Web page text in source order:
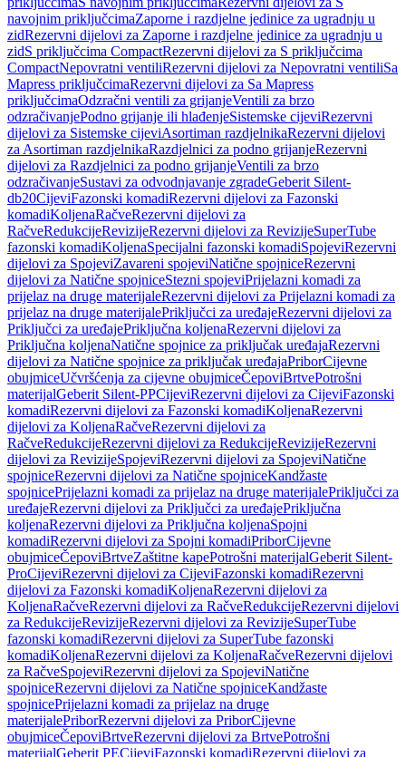
navojnim priključcimaZaporne i razdjelne jedinice za ugradnju u
zidRezervni dijelovi za Zaporne i razdjelne jedinice za ugradnju u
zidS priključcima CompactRezervni dijelovi za S priključcima
CompactNepovratni ventiliRezervni dijelovi za Nepovratni ventiliSa
Mapress priključcimaRezervni dijelovi za Sa Mapress
priključcimaOdzračni ventili za grijanjeVentili za brzo
odzračivanjePodno grijanje ili hlađenjeSistemske cijeviRezervni
dijelovi za Sistemske cijeviAsortiman razdjelnikaRezervni dijelovi
za Asortiman razdjelnikaRazdjelnici za podno grijanjeRezervni
dijelovi za Razdjelnici za podno grijanjeVentili za brzo
odzračivanjeSustavi za odvodnjavanje zgradeGeberit Silent-
db20CijeviFazonski komadiRezervni dijelovi za Fazonski
komadiKoljenaRačveRezervni dijelovi za
RačveRedukcijeRevizijeRezervni dijelovi za RevizijeSuperTube
fazonski komadiKoljenaSpecijalni fazonski komadiSpojeviRezervni
dijelovi za SpojeviZavareni spojeviNatične spojniceRezervni
dijelovi za Natične spojniceStezni spojeviPrijelazni komadi za
prijelaz na druge materijaleRezervni dijelovi za Prijelazni komadi za
prijelaz na druge materijalePriključci za uređajeRezervni dijelovi za
Priključci za uređajePriključna koljenaRezervni dijelovi za
Priključna koljenaNatične spojnice za priključak uređajaRezervni
dijelovi za Natične spojnice za priključak uređajaPriborCijevne
obujmiceUčvršćenja za cijevne obujmiceČepoviBrtvePotrošni
materijalGeberit Silent-PPCijeviRezervni dijelovi za CijeviFazonski
komadiRezervni dijelovi za Fazonski komadiKoljenaRezervni
dijelovi za KoljenaRačveRezervni dijelovi za
RačveRedukcijeRezervni dijelovi za RedukcijeRevizijeRezervni
dijelovi za RevizijeSpojeviRezervni dijelovi za SpojeviNatične
spojniceRezervni dijelovi za Natične spojniceKandžaste
spojnicePrijelazni komadi za prijelaz na druge materijalePriključci za
uređajeRezervni dijelovi za Priključci za uređajePriključna
koljenaRezervni dijelovi za Priključna koljenaSpojni
komadiRezervni dijelovi za Spojni komadiPriborCijevne
obujmiceČepoviBrtveZaštitne kapePotrošni materijalGeberit Silent-
ProCijeviRezervni dijelovi za CijeviFazonski komadiRezervni
dijelovi za Fazonski komadiKoljenaRezervni dijelovi za
KoljenaRačveRezervni dijelovi za RačveRedukcijeRezervni dijelovi
za RedukcijeRevizijeRezervni dijelovi za RevizijeSuperTube
fazonski komadiRezervni dijelovi za SuperTube fazonski
komadiKoljenaRezervni dijelovi za KoljenaRačveRezervni dijelovi
za RačveSpojeviRezervni dijelovi za SpojeviNatične
spojniceRezervni dijelovi za Natične spojniceKandžaste
spojnicePrijelazni komadi za prijelaz na druge
materijalePriborRezervni dijelovi za PriborCijevne
obujmiceČepoviBrtveRezervni dijelovi za BrtvePotrošni
materijalGeberit PECijeviFazonski komadiRezervni dijelovi za